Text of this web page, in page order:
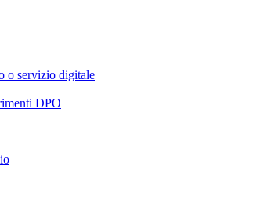
o servizio digitale
DPO